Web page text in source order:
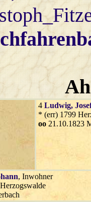
4 Ludwig,
* (err) 1799
oo 21.10.1823
, Inwohner